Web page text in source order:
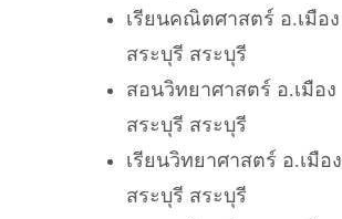
เรียนคณิตศาสตร์ อ.เมือง
สระบุรี สระบุรี
สอนวิทยาศาสตร์ อ.เมือง
สระบุรี สระบุรี
เรียนวิทยาศาสตร์ อ.เมือง
สระบุรี สระบุรี